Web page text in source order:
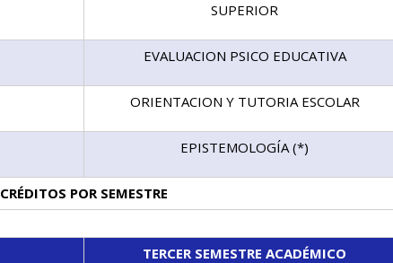
SUPERIOR
EVALUACION PSICO EDUCATIVA
ORIENTACION Y TUTORIA ESCOLAR
EPISTEMOLOGÍA (*)
CRÉDITOS POR SEMESTRE
TERCER SEMESTRE ACADÉMICO